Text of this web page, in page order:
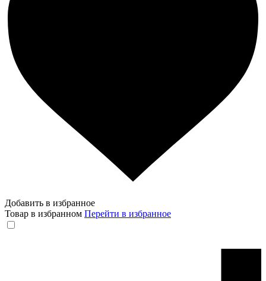
Добавить в избранное
Товар в избранном Перейти в избранное